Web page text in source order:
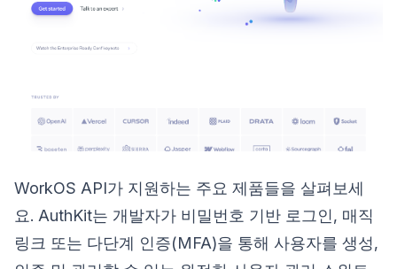
WorkOS API가 지원하는 주요 제품들을 살펴보세
요. AuthKit는 개발자가 비밀번호 기반 로그인, 매직
링크 또는 다단계 인증(MFA)을 통해 사용자를 생성,